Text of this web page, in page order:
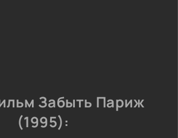
Забыть Париж
(1995):